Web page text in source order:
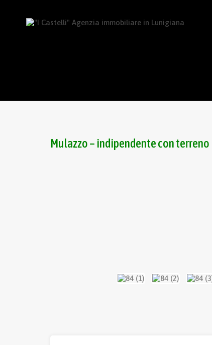
Mulazzo – indipendente con terreno